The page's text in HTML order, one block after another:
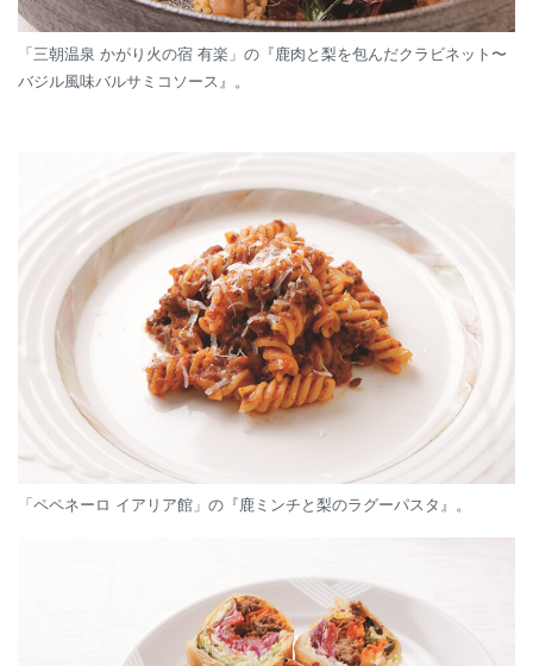
「三朝温泉 かがり火の宿 有楽」の『鹿肉と梨を包んだクラビネット〜
バジル風味バルサミコソース』。
「ペペネーロ イアリア館」の『鹿ミンチと梨のラグーパスタ』。